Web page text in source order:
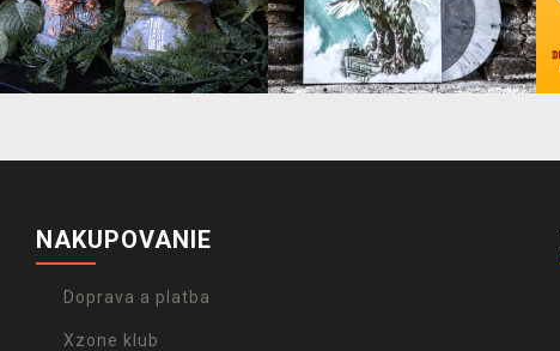
NAKUPOVANIE
Doprava a platba
Xzone klub